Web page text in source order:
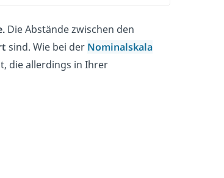
Die Abstände zwischen den
sind. Wie bei der Nominalskala
die allerdings in Ihrer